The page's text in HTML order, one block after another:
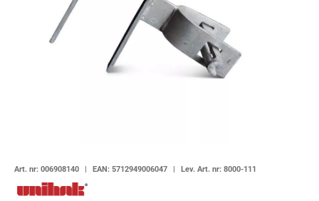
Art. nr: 006908140 EAN: 5712949006047 Lev. Art. nr: 8000-111